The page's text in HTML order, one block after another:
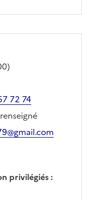
72 74
privilégiés: